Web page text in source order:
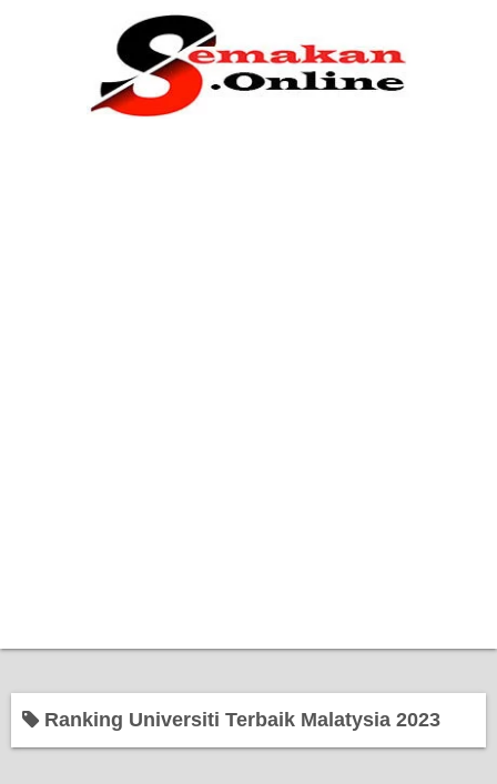
Ranking Universiti Terbaik Malatysia 2023